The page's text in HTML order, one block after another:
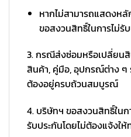
หากไม่สามารถแสดงห
ขอสงวนสิทธิ์ในการไม่รั
3. กรณีส่งซ่อมหรือเปลี่ยน
สินค้า, คู่มือ, อุปกรณ์ต่าง
ต้องอยู่ครบถ้วนสมบูรณ์
4. บริษัทฯ ขอสงวนสิทธิ์ใน
รับประกันโดยไม่ต้องแจ้งใ